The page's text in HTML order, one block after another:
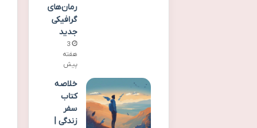
رمان‌های
گرافیکی
جدید
3
هفته
پیش
خلاصه
کتاب
سفر
زندگی |